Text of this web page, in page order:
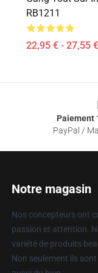
RB1211
22,95 € - 27,55 €
Paiement
PayPal /
Notre magasin
Nos concepteurs ont
passion et attention.
variété de produits
Non seulement ils